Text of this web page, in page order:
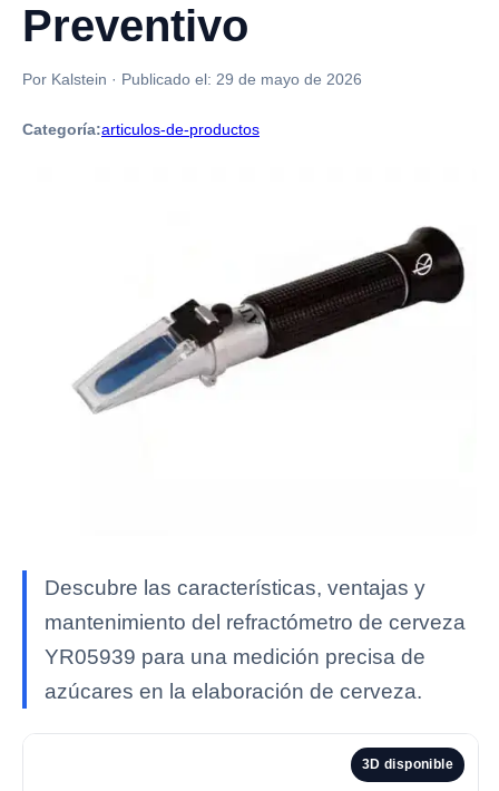
Preventivo
Por Kalstein · Publicado el: 29 de mayo de 2026
Categoría:articulos-de-productos
Descubre las características, ventajas y
mantenimiento del refractómetro de cerveza
YR05939 para una medición precisa de
azúcares en la elaboración de cerveza.
3D disponible